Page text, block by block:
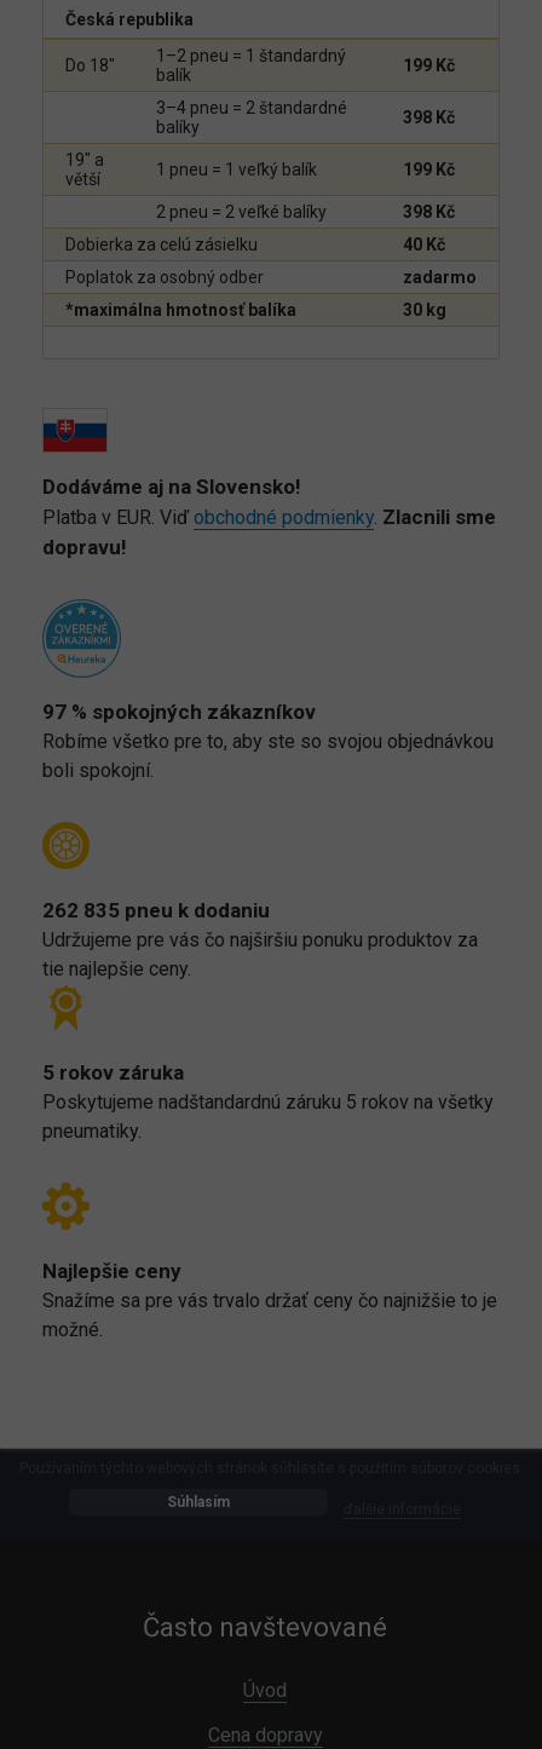
Česká republika
Do 18"
1–2 pneu = 1 štandardný
balík
199 Kč
3–4 pneu = 2 štandardné
balíky
398 Kč
19" a
větší
1 pneu = 1 veľký balík 199 Kč
2 pneu = 2 veľké balíky
398 Kč
Dobierka za celú zásielku
40 Kč
Poplatok za osobný odber
zadarmo
*maximálna hmotnosť balíka
30 kg
Dodáváme aj na Slovensko!
Platba v EUR. Viďobchodné podmienky. Zlacnili sme
dopravu!
97 % spokojných zákazníkov
Robíme všetko pre to, aby ste so svojou objednávkou
boli spokojní.
262 835 pneu k dodaniu
Udržujeme pre vás čo najširšiu ponuku produktov za
tie najlepšie ceny.
5 rokov záruka
Poskytujeme nadštandardnú záruku 5 rokov na všetky
pneumatiky.
Najlepšie ceny
Snažíme sa pre vás trvalo držať ceny čo najnižšie to je
možné.
Súhlasím
Často navštevované
Úvod
Cena dopravy